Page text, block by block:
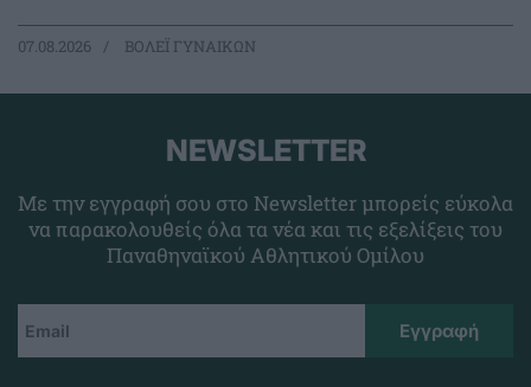
07.08.2026 ΒΟΛΕΪ ΓΥΝΑΙΚΩΝ
NEWSLETTER
Με την εγγραφή σου στο Newsletter μπορείς εύκολα
να παρακολουθείς όλα τα νέα και τις εξελίξεις του
Παναθηναϊκού Αθλητικού Ομίλου